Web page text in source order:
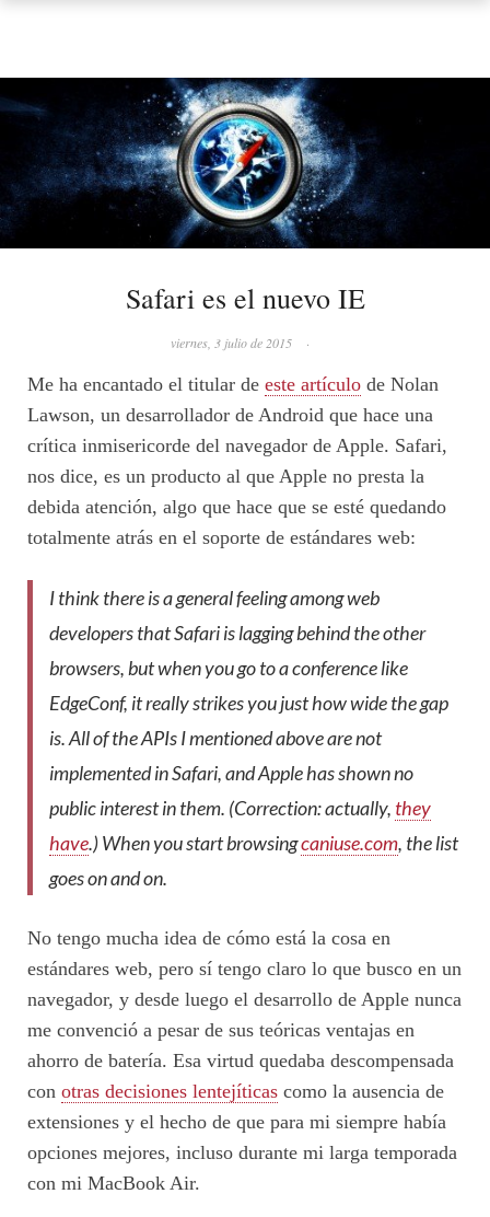
Safari es el nuevo IE
viernes, 3 julio de 2015 ·
Me ha encantado el titular de este artículo de Nolan
Lawson, un desarrollador de Android que hace una
crítica inmisericorde del navegador de Apple. Safari,
nos dice, es un producto al que Apple no presta la
debida atención, algo que hace que se esté quedando
totalmente atrás en el soporte de estándares web:
I think there is a general feeling among web
developers that Safari is lagging behind the other
browsers, but when you go to a conference like
EdgeConf, it really strikes you just how wide the gap
is. All of the APIs I mentioned above are not
implemented in Safari, and Apple has shown no
public interest in them. (Correction: actually, they
have.) When you start browsingcaniuse.com, the list
goes on and on.
No tengo mucha idea de cómo está la cosa en
estándares web, pero sí tengo claro lo que busco en un
navegador, y desde luego el desarrollo de Apple nunca
me convenció a pesar de sus teóricas ventajas en
ahorro de batería. Esa virtud quedaba descompensada
con otras decisiones lentejíticas como la ausencia de
extensiones y el hecho de que para mi siempre había
opciones mejores, incluso durante mi larga temporada
con mi MacBook Air.